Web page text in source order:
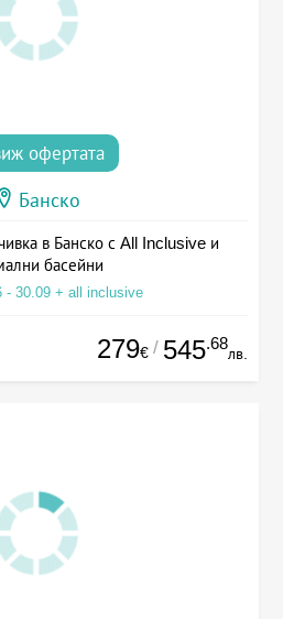
офертата
Банско
в Банско с All Inclusive и
басейни
- 30.09 + all inclusive
279€ / 545.68
лв.